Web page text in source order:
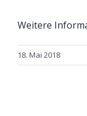
Weitere
18. Mai 2018